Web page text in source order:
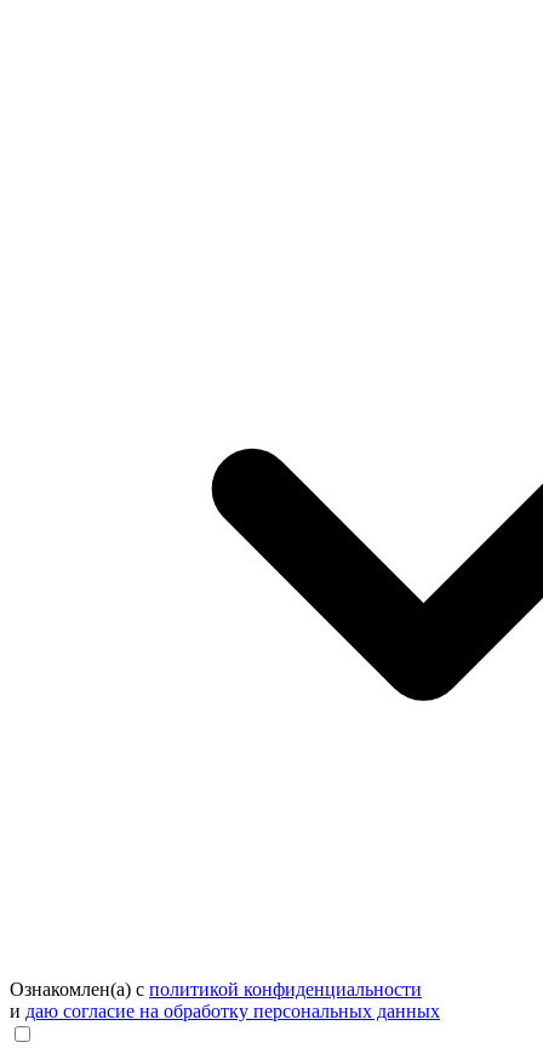
Ознакомлен(а) с политикой конфиденциальности
и даю согласие на обработку персональных данных